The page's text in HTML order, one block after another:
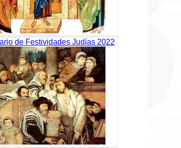
de Festividades Judías 2022